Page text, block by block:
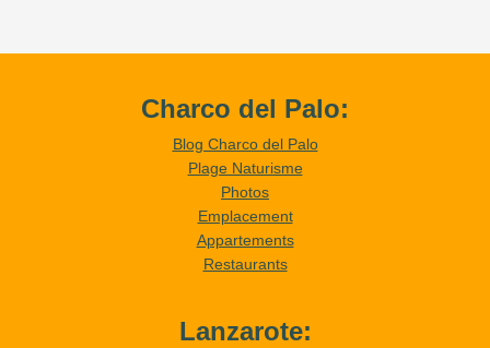
Charco del Palo:
Blog Charco del Palo
Plage Naturisme
Photos
Emplacement
Appartements
Restaurants
Lanzarote: